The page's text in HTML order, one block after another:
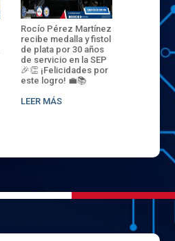
Rocío Pérez Martínez
recibe medalla y fistol
de plata por 30 años
de servicio en la SEP
🎉👏 ¡Felicidades por
este logro! 💼📚
LEER MÁS
ENECB-
del
batalla.
32
sede